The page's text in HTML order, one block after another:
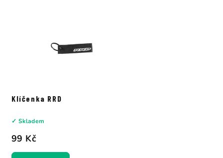
Klíčenka RRD
99 Kč
✓ Skladem